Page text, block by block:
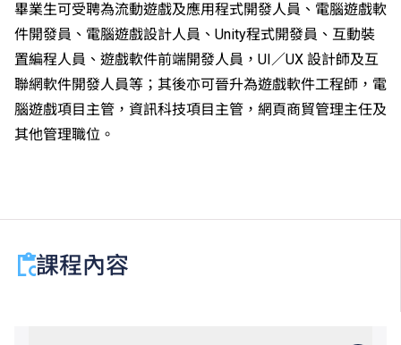
畢業生可受聘為流動遊戲及應用程式開發人員、電腦遊戲軟
件開發員、電腦遊戲設計人員、Unity程式開發員、互動裝
置編程人員、遊戲軟件前端開發人員，UI／UX 設計師及互
聯網軟件開發人員等；其後亦可晉升為遊戲軟件工程師，電
腦遊戲項目主管，資訊科技項目主管，網頁商貿管理主任及
其他管理職位。
課程內容